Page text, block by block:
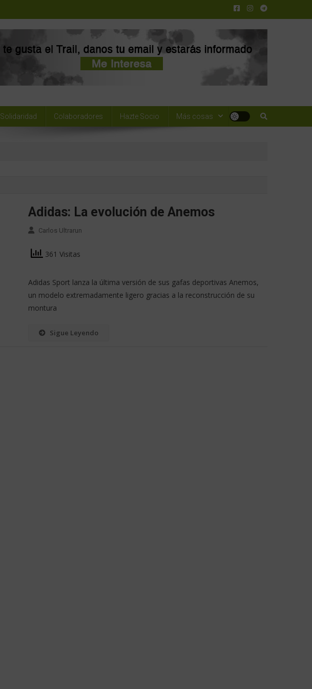
Solidaridad Colaboradores Hazte Socio Más cosas
Adidas: La evolución de Anemos
Carlos Ultrarun
361 Visitas
Adidas Sport lanza la última versión de sus gafas deportivas Anemos,
un modelo extremadamente ligero gracias a la reconstrucción de su
montura
Sigue Leyendo